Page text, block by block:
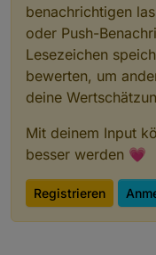
benachrichtigen
oder Push-
Lesezeichen
bewerten, um
deine
Mit deinem Input
besser werden 💗
Registrieren